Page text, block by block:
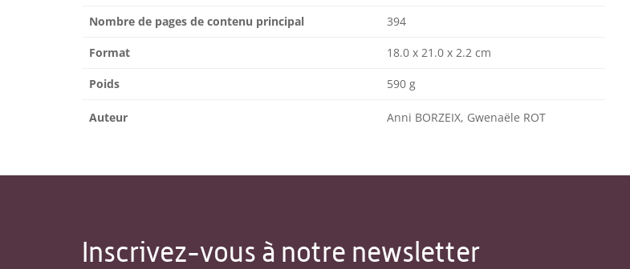
Nombre de pages de contenu principal 394
Format 18.0 x 21.0 x 2.2 cm
Poids 590 g
Auteur Anni BORZEIX, Gwenaële ROT
Inscrivez-vous à notre newsletter